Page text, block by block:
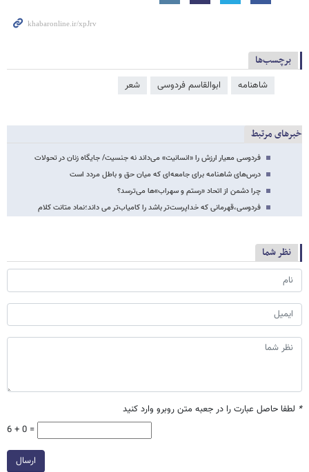
برچسب‌ها
شاهنامه ابوالقاسم فردوسی شعر
خبرهای مرتبط
فردوسی معیار ارزش را «انسانیت» می‌داند نه جنسیت/ جایگاه زنان در تحولات
درس‌های شاهنامه برای جامعه‌ای که میان حق و باطل مردد است
چرا دشمن از اتحاد «رستم و سهراب»‌ها می‌ترسد؟
فردوسی،قهرمانی که خداپرست‌تر باشد را کامیاب‌تر می داند؛نماد متانت کلام
نظر شما
* لطفا حاصل عبارت را در جعبه متن روبرو وارد کنید
6 + 0 =
ارسال